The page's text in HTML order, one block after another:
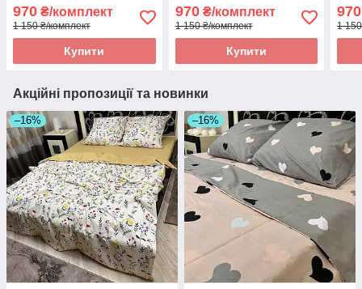
970 ₴/комплект
1 150 ₴/комплект
Купити
970₴/комплект
1 150 ₴/комплект
Купити
970
1
Акційні пропозиції та новинки
–16% –16%